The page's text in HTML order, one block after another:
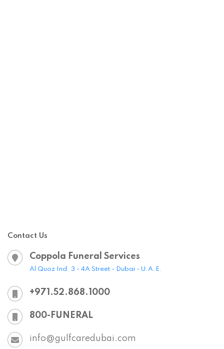
Contact Us
Coppola Funeral Services
Al Quoz Ind. 3 - 4A Street - Dubai - U.A.E.
+971.52.868.1000
800-FUNERAL
info@gulfcaredubai.com